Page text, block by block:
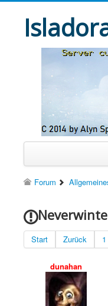
Forum
Start Zurück 1
dunahan